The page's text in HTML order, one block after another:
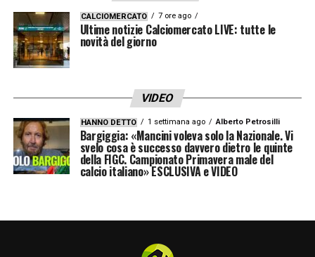
CALCIOMERCATO 7 ore ago
Ultime notizie Calciomercato LIVE: tutte le
novità del giorno
VIDEO
HANNO DETTO 1 settimana ago Alberto Petrosilli
Bargiggia: «Mancini voleva solo la Nazionale. Vi
svelo cosa è successo davvero dietro le quinte
della FIGC. Campionato Primavera male del
calcio italiano» ESCLUSIVA e VIDEO